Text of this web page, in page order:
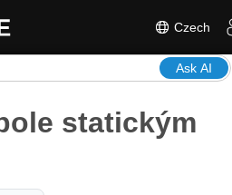
Czech
Ask AI
statickým